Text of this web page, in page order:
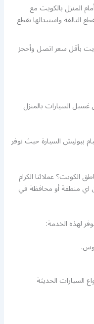
المنزل بالكويت مع
التالفة واستبدالها بقطع
بأقل سعر اتصل وأحجز
السيارات بالمنزل
ببوليش السيارة حيث نوفر
عملائنا الكرام
منطقة أو محافظة في
لهذه الخدمة:
السيارات الحديثة